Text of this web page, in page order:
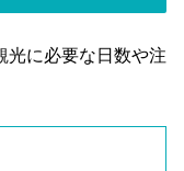
光に必要な日数や注